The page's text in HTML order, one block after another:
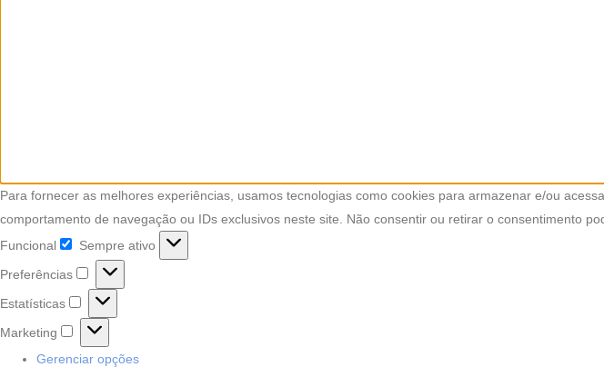
Para fornecer as melhores experiências, usamos tecnologias como cookies para armazenar e/ou
comportamento de navegação ou IDs exclusivos neste site. Não consentir ou retirar o consentimento
Funcional
Funcional
Sempre ativo
Preferências
Preferências
Estatísticas
Estatísticas
Marketing
Marketing
Gerenciar opções